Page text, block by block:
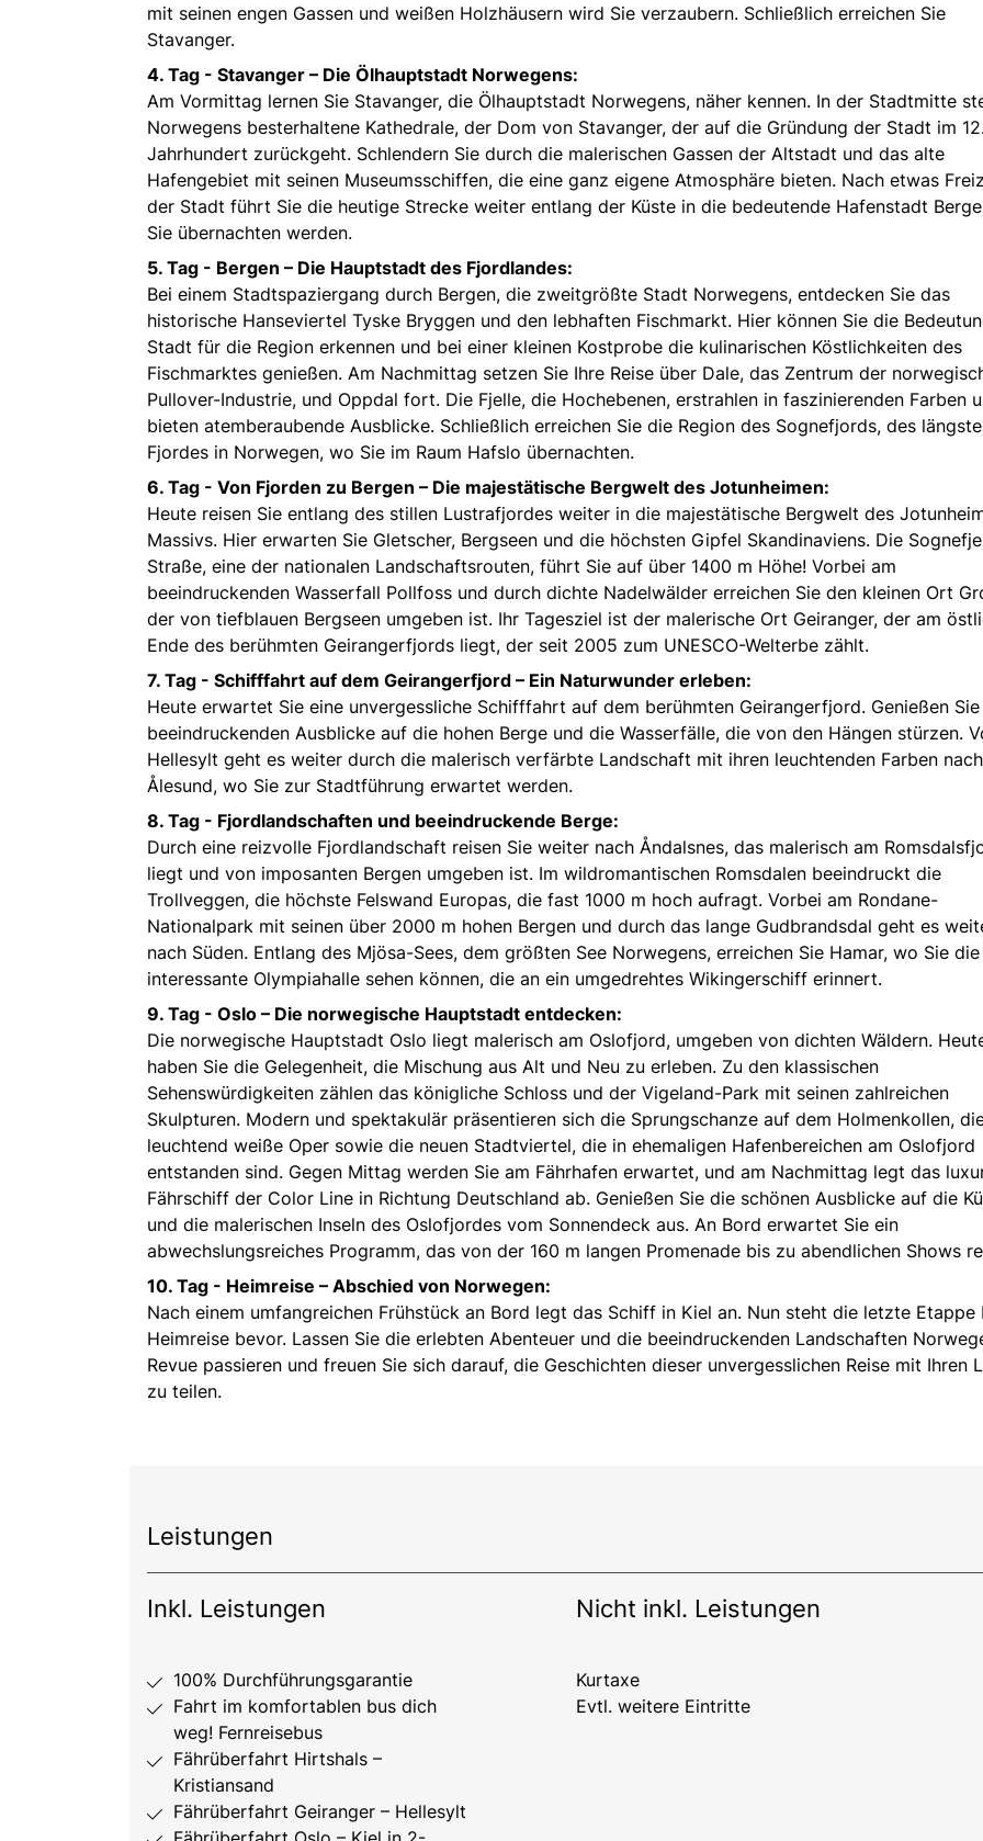
mit seinen engen Gassen und weißen Holzhäusern wird Sie verzaubern. Schließlich erreichen Sie
Stavanger.
4. Tag - Stavanger – Die Ölhauptstadt Norwegens:
Am Vormittag lernen Sie Stavanger, die Ölhauptstadt Norwegens, näher kennen. In der Stadtmitte
Norwegens besterhaltene Kathedrale, der Dom von Stavanger, der auf die Gründung der Stadt im
Jahrhundert zurückgeht. Schlendern Sie durch die malerischen Gassen der Altstadt und das alte
Hafengebiet mit seinen Museumsschiffen, die eine ganz eigene Atmosphäre bieten. Nach etwas
der Stadt führt Sie die heutige Strecke weiter entlang der Küste in die bedeutende Hafenstadt
Sie übernachten werden.
5. Tag - Bergen – Die Hauptstadt des Fjordlandes:
Bei einem Stadtspaziergang durch Bergen, die zweitgrößte Stadt Norwegens, entdecken Sie das
historische Hanseviertel Tyske Bryggen und den lebhaften Fischmarkt. Hier können Sie die
Stadt für die Region erkennen und bei einer kleinen Kostprobe die kulinarischen Köstlichkeiten des
Fischmarktes genießen. Am Nachmittag setzen Sie Ihre Reise über Dale, das Zentrum der
Pullover-Industrie, und Oppdal fort. Die Fjelle, die Hochebenen, erstrahlen in faszinierenden Farben
bieten atemberaubende Ausblicke. Schließlich erreichen Sie die Region des Sognefjords, des
Fjordes in Norwegen, wo Sie im Raum Hafslo übernachten.
6. Tag - Von Fjorden zu Bergen – Die majestätische Bergwelt des Jotunheimen:
Heute reisen Sie entlang des stillen Lustrafjordes weiter in die majestätische Bergwelt des
Massivs. Hier erwarten Sie Gletscher, Bergseen und die höchsten Gipfel Skandinaviens. Die
Straße, eine der nationalen Landschaftsrouten, führt Sie auf über 1400 m Höhe! Vorbei am
beeindruckenden Wasserfall Pollfoss und durch dichte Nadelwälder erreichen Sie den kleinen Ort
der von tiefblauen Bergseen umgeben ist. Ihr Tagesziel ist der malerische Ort Geiranger, der am
Ende des berühmten Geirangerfjords liegt, der seit 2005 zum UNESCO-Welterbe zählt.
7. Tag - Schifffahrt auf dem Geirangerfjord – Ein Naturwunder erleben:
Heute erwartet Sie eine unvergessliche Schifffahrt auf dem berühmten Geirangerfjord. Genießen
beeindruckenden Ausblicke auf die hohen Berge und die Wasserfälle, die von den Hängen stürzen.
Hellesylt geht es weiter durch die malerisch verfärbte Landschaft mit ihren leuchtenden Farben nach
Ålesund, wo Sie zur Stadtführung erwartet werden.
8. Tag - Fjordlandschaften und beeindruckende Berge:
Durch eine reizvolle Fjordlandschaft reisen Sie weiter nach Åndalsnes, das malerisch am
liegt und von imposanten Bergen umgeben ist. Im wildromantischen Romsdalen beeindruckt die
Trollveggen, die höchste Felswand Europas, die fast 1000 m hoch aufragt. Vorbei am Rondane-
Nationalpark mit seinen über 2000 m hohen Bergen und durch das lange Gudbrandsdal geht es
nach Süden. Entlang des Mjösa-Sees, dem größten See Norwegens, erreichen Sie Hamar, wo Sie die
interessante Olympiahalle sehen können, die an ein umgedrehtes Wikingerschiff erinnert.
9. Tag - Oslo – Die norwegische Hauptstadt entdecken:
Die norwegische Hauptstadt Oslo liegt malerisch am Oslofjord, umgeben von dichten Wäldern.
haben Sie die Gelegenheit, die Mischung aus Alt und Neu zu erleben. Zu den klassischen
Sehenswürdigkeiten zählen das königliche Schloss und der Vigeland-Park mit seinen zahlreichen
Skulpturen. Modern und spektakulär präsentieren sich die Sprungschanze auf dem Holmenkollen,
leuchtend weiße Oper sowie die neuen Stadtviertel, die in ehemaligen Hafenbereichen am Oslofjord
entstanden sind. Gegen Mittag werden Sie am Fährhafen erwartet, und am Nachmittag legt das
Fährschiff der Color Line in Richtung Deutschland ab. Genießen Sie die schönen Ausblicke auf die
und die malerischen Inseln des Oslofjordes vom Sonnendeck aus. An Bord erwartet Sie ein
abwechslungsreiches Programm, das von der 160 m langen Promenade bis zu abendlichen Shows
10. Tag - Heimreise – Abschied von Norwegen:
Nach einem umfangreichen Frühstück an Bord legt das Schiff in Kiel an. Nun steht die letzte Etappe
Heimreise bevor. Lassen Sie die erlebten Abenteuer und die beeindruckenden Landschaften
Revue passieren und freuen Sie sich darauf, die Geschichten dieser unvergesslichen Reise mit Ihren
zu teilen.
Leistungen
Inkl. Leistungen
100% Durchführungsgarantie
Fahrt im komfortablen bus dich
weg! Fernreisebus
Fährüberfahrt Hirtshals –
Kristiansand
Fährüberfahrt Geiranger – Hellesylt
Nicht inkl. Leistungen
Kurtaxe
Evtl. weitere Eintritte